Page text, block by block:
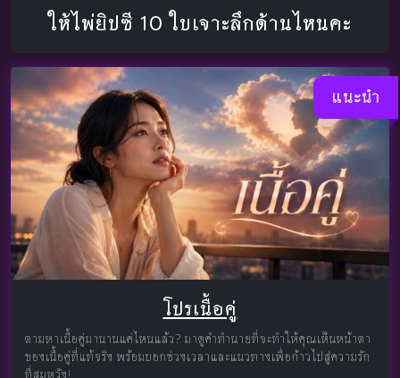
ให้ไพ่ยิปซี 10 ใบเจาะลึกด้านไหนคะ
แนะนำ
โปรเนื้อคู่
ตามหาเนื้อคู่มานานแค่ไหนแล้ว? มาดูคำทำนายที่จะทำให้คุณเห็นหน้าตา
ของเนื้อคู่ที่แท้จริง พร้อมบอกช่วงเวลาและแนวทางเพื่อก้าวไปสู่ความรัก